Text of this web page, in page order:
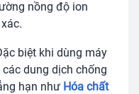
nồng độ ion
biệt khi dùng máy
dung dịch chống
hạn như Hóa chất